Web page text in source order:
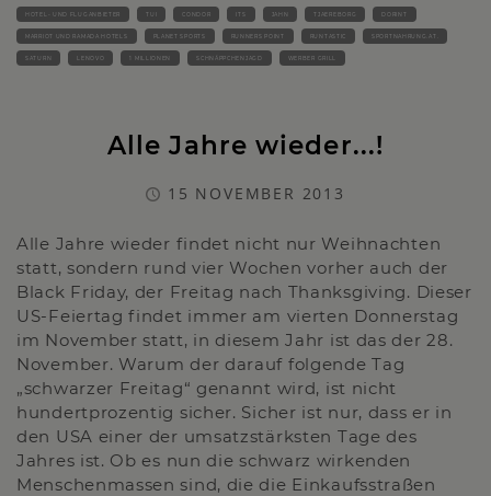
HOTEL- UND FLUGANBIETER TUI CONDOR ITS JAHN TJAEREBORG DORINT
MARRIOT UND RAMADA HOTELS PLANET SPORTS RUNNERS POINT RUNTASTIC SPORTNAHRUNG.AT.
SATURN LENOVO 1 MILLIONEN SCHNÄPPCHENJAGD WERBER GRILL
Alle Jahre wieder...!
15 NOVEMBER 2013
Alle Jahre wieder findet nicht nur Weihnachten
statt, sondern rund vier Wochen vorher auch der
Black Friday, der Freitag nach Thanksgiving. Dieser
US-Feiertag findet immer am vierten Donnerstag
im November statt, in diesem Jahr ist das der 28.
November. Warum der darauf folgende Tag
„schwarzer Freitag“ genannt wird, ist nicht
hundertprozentig sicher. Sicher ist nur, dass er in
den USA einer der umsatzstärksten Tage des
Jahres ist. Ob es nun die schwarz wirkenden
Menschenmassen sind, die die Einkaufsstraßen